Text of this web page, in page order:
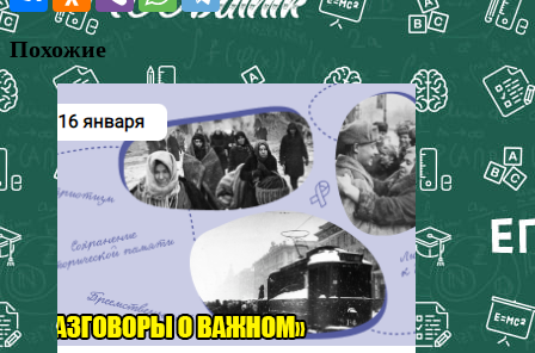
Похожие